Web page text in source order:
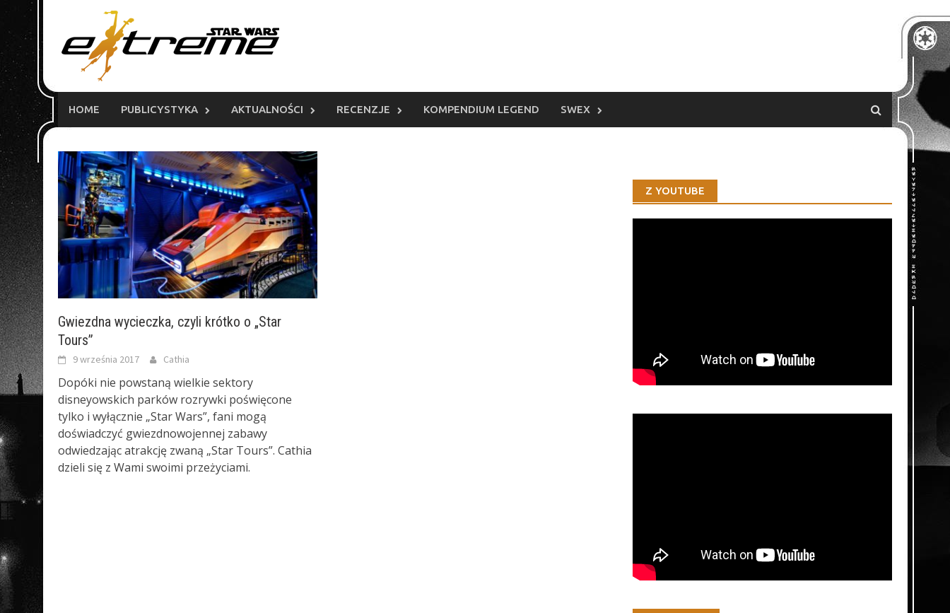
content
HOME PUBLICYSTYKA AKTUALNOŚCI RECENZJE KOMPENDIUM LEGEND SWEX
Gwiezdna wycieczka, czyli krótko o „Star
Tours”
9 września 2017 Cathia
Dopóki nie powstaną wielkie sektory
disneyowskich parków rozrywki poświęcone
tylko i wyłącznie „Star Wars”, fani mogą
doświadczyć gwiezdnowojennej zabawy
odwiedzając atrakcję zwaną „Star Tours”. Cathia
dzieli się z Wami swoimi przeżyciami.
Z YOUTUBE